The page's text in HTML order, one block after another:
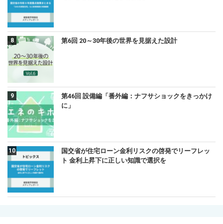
第6回 20～30年後の世界を見据えた設計
第46回 設備編「番外編：ナフサショックをきっかけ
に」
国交省が住宅ローン金利リスクの啓発でリーフレッ
ト 金利上昇下に正しい知識で選択を